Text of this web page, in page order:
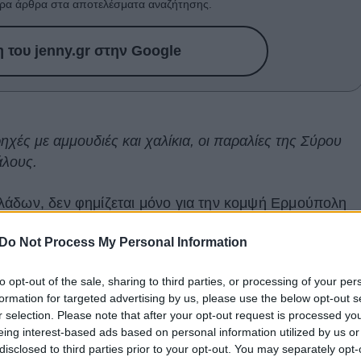
Do Not Process My Personal Information
opt-out of the sale, sharing to third parties, or processing of your
for targeted advertising by us, please use the below opt-out
selection. Please note that after your opt-out request is processed
interest-based ads based on personal information utilized by us
to third parties prior to your opt-out. You may separately
άρθρα στα αποτελέσματα αναζήτησης.
του jenny.gr στην Google
με αμμουδιές και χαλίκια, οι παραλίες της Σύρου
δεν φημίζεται μόνο για την κομψή Ερμούπολη
αλλά και για τις
ένα χαλαρό νησιώτικο σκηνικό. Από οργανωμένες
κολπίσκους που μοιάζουν ανέγγιχτοι από τον μαζικό
για όλα τα γούστα. Οικογένειες, ζευγάρια και
όλοι θα βρουν την αγαπημένη τους παραλία στη
για τις παραλίες του νησιού που αζίζει